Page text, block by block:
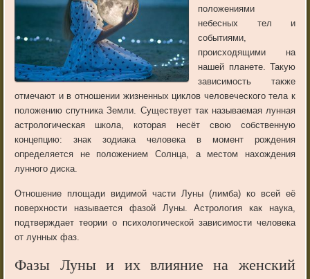
положениями
небесных тел и
событиями,
происходящими на
нашей планете. Такую
зависимость также
отмечают и в отношении жизненных циклов человеческого тела к
положению спутника Земли. Существует так называемая лунная
астрологическая школа, которая несёт свою собственную
концепцию: знак зодиака человека в момент рождения
определяется не положением Солнца, а местом нахождения
лунного диска.
Отношение площади видимой части Луны (лимба) ко всей её
поверхности называется фазой Луны. Астрология как наука,
подтверждает теории о психологической зависимости человека
от лунных фаз.
Фазы Луны и их влияние на женский